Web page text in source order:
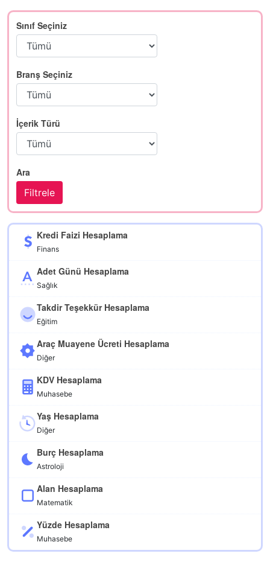
Sınıf Seçiniz
Branş Seçiniz
İçerik Türü
Ara
Kredi Faizi Hesaplama
Finans
Adet Günü Hesaplama
Sağlık
Takdir Teşekkür Hesaplama
Eğitim
Araç Muayene Ücreti Hesaplama
Diğer
KDV Hesaplama
Muhasebe
Yaş Hesaplama
Diğer
Burç Hesaplama
Astroloji
Alan Hesaplama
Matematik
Yüzde Hesaplama
Muhasebe